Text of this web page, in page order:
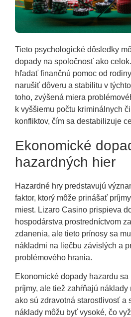
Tieto psychologické dôsledky
dopady na spoločnosť ako
hľadať finančnú pomoc od
narušiť dôveru a stabilitu v
toho, zvýšená miera
k vyššiemu počtu kriminálnych
konfliktov, čím sa destabilizuje
Ekonomické
hazardných hier
Hazardné hry predstavujú
faktor, ktorý môže prinášať
miest. Lizaro Casino prispieva
hospodárstva prostredníctvom
zdanenia, ale tieto prínosy sa
nákladmi na liečbu závislých a
problémového hrania.
Ekonomické dopady hazardu
príjmy, ale tiež zahŕňajú náklady
ako sú zdravotná starostlivosť a
náklady môžu byť vysoké, čo